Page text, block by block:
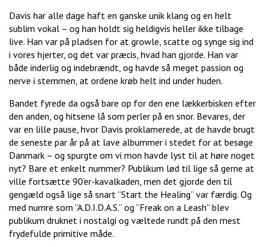
Davis har alle dage haft en ganske unik klang og en helt
sublim vokal – og han holdt sig heldigvis heller ikke tilbage
live. Han var på pladsen for at growle, scatte og synge sig ind
i vores hjerter, og det var præcis, hvad han gjorde. Han var
både inderlig og indebrændt, og havde så meget passion og
nerve i stemmen, at ordene krøb helt ind under huden.
Bandet fyrede da også bare op for den ene lækkerbisken efter
den anden, og hitsene lå som perler på en snor. Bevares, der
var en lille pause, hvor Davis proklamerede, at de havde brugt
de seneste par år på at lave albummer i stedet for at besøge
Danmark – og spurgte om vi mon havde lyst til at høre noget
nyt? Bare et enkelt nummer? Publikum lød til lige så gerne at
ville fortsætte 90’er-kavalkaden, men det gjorde den til
gengæld også lige så snart ”Start the Healing” var færdig. Og
med numre som ”A.D.I.D.A.S.” og ”Freak on a Leash” blev
publikum druknet i nostalgi og væltede rundt på den mest
frydefulde primitive måde.